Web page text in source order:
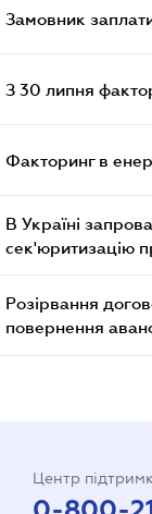
Замовник
З 30 липня
Факторинг в
В Україні
сек'юритизацію
Розірвання
повернення
Центр